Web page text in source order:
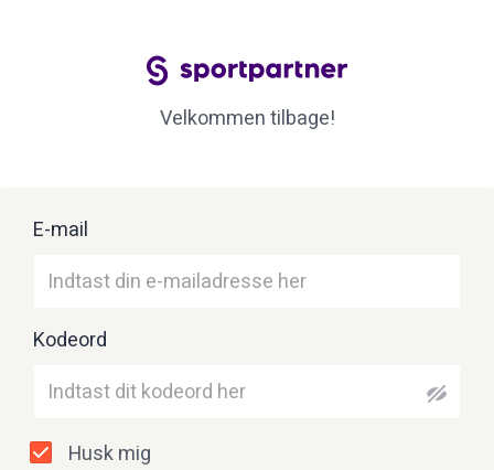
Velkommen tilbage!
E-mail
Kodeord
Husk mig